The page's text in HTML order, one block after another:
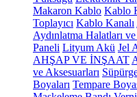
Makaron Kablo Kablo
Toplayıcı Kablo Kanalı
Aydınlatma Halatları
Paneli Lityum Akü Jel
AHŞAP VE İNŞAAT
ve Aksesuarları
Boyaları Tempare